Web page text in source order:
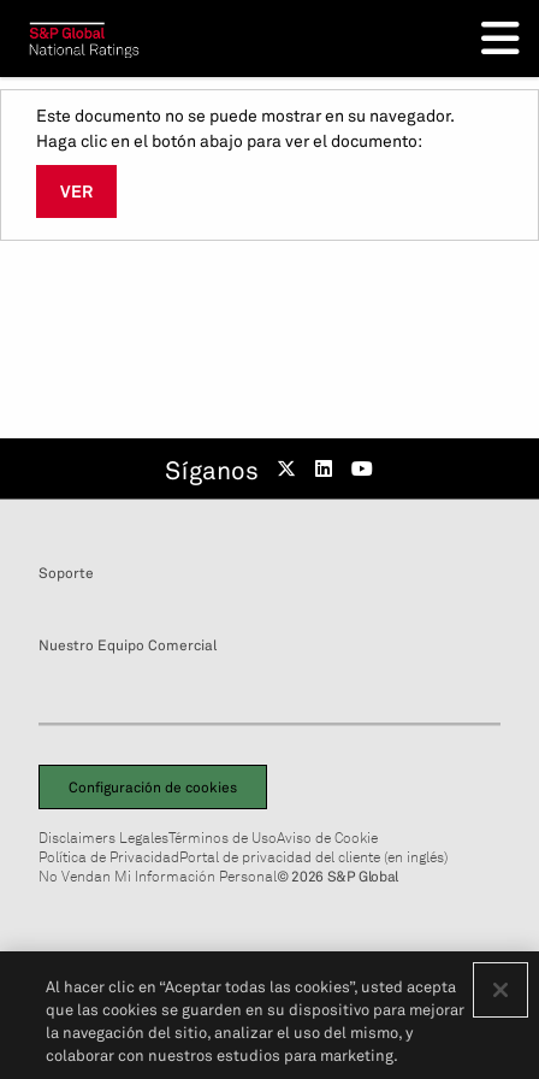
Este documento no se puede mostrar en su navegador.
Haga clic en el botón abajo para ver el documento:
VER
Síganos
Soporte
Nuestro Equipo Comercial
Configuración de cookies
Disclaimers LegalesTérminos de UsoAviso de Cookie
Política de PrivacidadPortal de privacidad del cliente (en inglés)
No Vendan Mi Información Personal© 2026 S&P Global
Al hacer clic en “Aceptar todas las cookies”, usted acepta
que las cookies se guarden en su dispositivo para mejorar
la navegación del sitio, analizar el uso del mismo, y
colaborar con nuestros estudios para marketing.